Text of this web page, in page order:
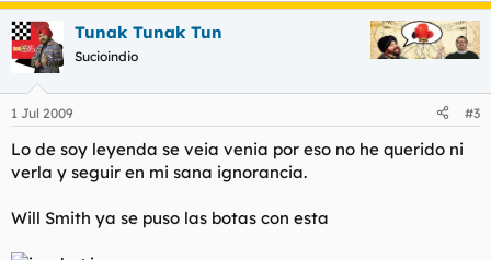
Tunak Tunak Tun
Sucioindio
1 Jul 2009 #3
Lo de soy leyenda se veia venia por eso no he querido ni
verla y seguir en mi sana ignorancia.
Will Smith ya se puso las botas con esta